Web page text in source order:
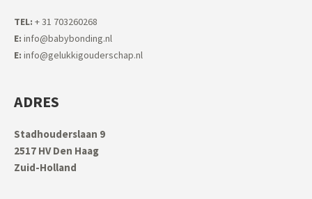
TEL: + 31 703260268
E: info@babybonding.nl
E: info@gelukkigouderschap.nl
ADRES
Stadhouderslaan 9
2517 HV Den Haag
Zuid-Holland